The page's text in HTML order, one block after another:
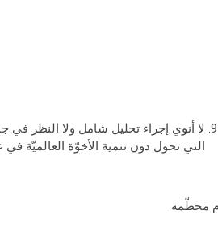
لا أنوي إجراء تحليل شامل ولا النظر في
التي تحول دون تنمية الأخوّة العالميّة في
محطّمة